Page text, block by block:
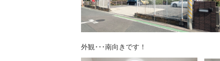
外観･･･南向きです！